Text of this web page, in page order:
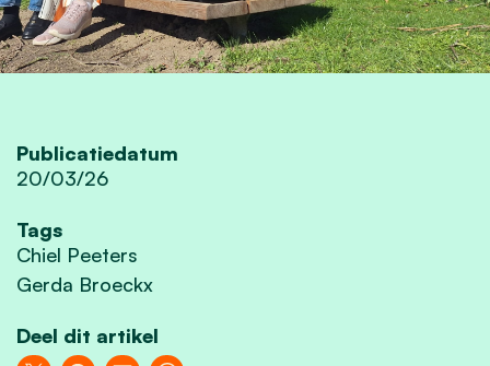
Publicatiedatum
20/03/26
Tags
Chiel Peeters
Gerda Broeckx
Deel dit artikel